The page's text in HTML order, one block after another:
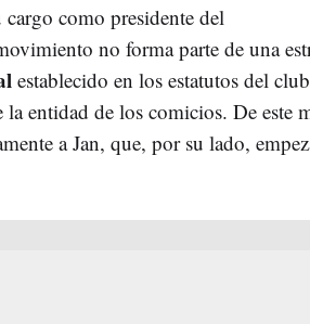
cargo como presidente del
no forma parte de una
establecido en los estatutos del
entidad de los comicios. De este
a Jan, que, por su lado,